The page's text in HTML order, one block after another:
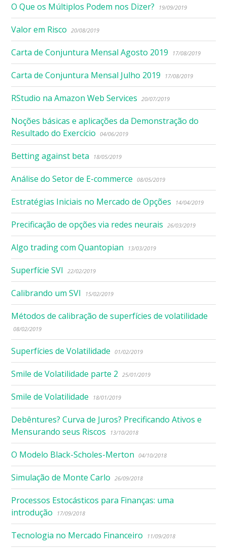
O Que os Múltiplos Podem nos Dizer? 19/09/2019
Valor em Risco 20/08/2019
Carta de Conjuntura Mensal Agosto 2019 17/08/2019
Carta de Conjuntura Mensal Julho 2019 17/08/2019
RStudio na Amazon Web Services 20/07/2019
Noções básicas e aplicações da Demonstração do
Resultado do Exercício
04/06/2019
Betting against beta 18/05/2019
Análise do Setor de E-commerce 08/05/2019
Estratégias Iniciais no Mercado de Opções 14/04/2019
Precificação de opções via redes neurais 26/03/2019
Algo trading com Quantopian 13/03/2019
Superfície SVI 22/02/2019
Calibrando um SVI 15/02/2019
Métodos de calibração de superfícies de volatilidade
08/02/2019
Superfícies de Volatilidade 01/02/2019
Smile de Volatilidade parte 2 25/01/2019
Smile de Volatilidade 18/01/2019
Debêntures? Curva de Juros? Precificando Ativos e
Mensurando seus Riscos
13/10/2018
O Modelo Black-Scholes-Merton 04/10/2018
Simulação de Monte Carlo 26/09/2018
Processos Estocásticos para Finanças: uma
introdução
17/09/2018
Tecnologia no Mercado Financeiro 11/09/2018